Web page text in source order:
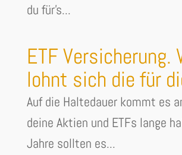
du für's...
ETF Versicherung.
lohnt sich die für
Auf die Haltedauer kommt es
deine Aktien und ETFs lange
Jahre sollten es...